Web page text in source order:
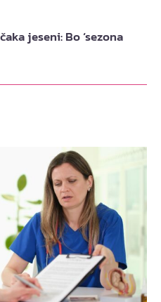
jeseni: Bo ‘sezona